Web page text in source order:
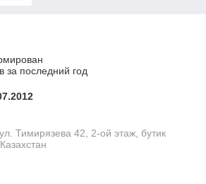
за последний год
Тимирязева 42, 2-ой этаж, бутик